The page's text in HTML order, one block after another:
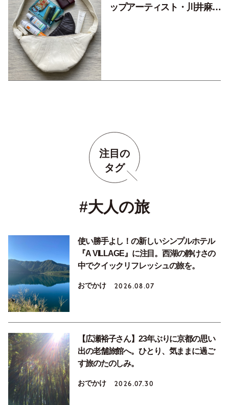
ップアーティスト・川井麻美
注目の
タグ
#大人の旅
使い勝手よし！の新しいシンプルホテル
『A VILLAGE』に注目。西湖の静けさの
中でクイックリフレッシュの旅を。
おでかけ 2026.08.07
【広瀬裕子さん】23年ぶりに京都の思い
出の老舗旅館へ。ひとり、気ままに過ご
す旅のたのしみ。
おでかけ 2026.07.30